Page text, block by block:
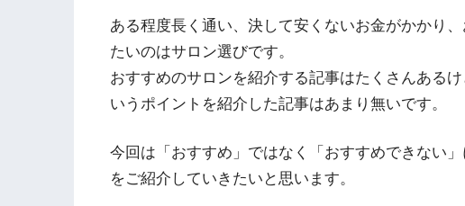
ある程度長く通い、決して安くないお金がかかり
たいのはサロン選びです。
おすすめのサロンを紹介する記事はたくさんある
いうポイントを紹介した記事はあまり無いです。
今回は「おすすめ」ではなく「おすすめできない
をご紹介していきたいと思います。